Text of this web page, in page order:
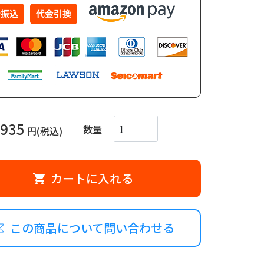
円(税込) 数量
カートに入れる
この商品について問い合わせる